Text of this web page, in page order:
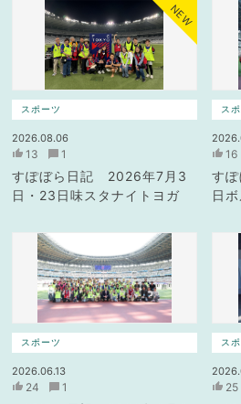
NEW
スポーツ
2026.08.06
13 1
すぽぼら日記 2026年7月3
日・23日味スタナイトヨガ
ス
16
す
日
スポーツ
2026.06.13
24 1
ス
25